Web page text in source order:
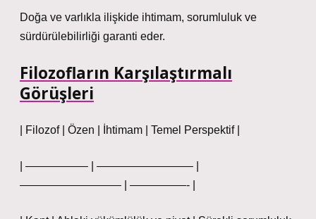
Doğa ve varlıkla ilişkide ihtimam, sorumluluk ve
sürdürülebilirliği garanti eder.
Filozofların Karşılaştırmalı
Görüşleri
| Filozof | Özen | İhtimam | Temel Perspektif |
| —————– | ————————– |
————————— | —————- |